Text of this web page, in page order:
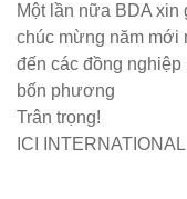
Một lần nữa BDA
chúc mừng năm mới
đến các đồng nghiệp
bốn phương
Trân trọng!
ICI INTERNATIONAL